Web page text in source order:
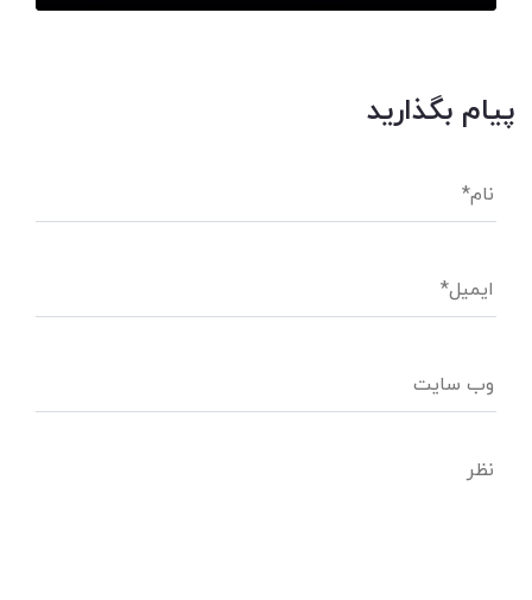
پیام بگذارید